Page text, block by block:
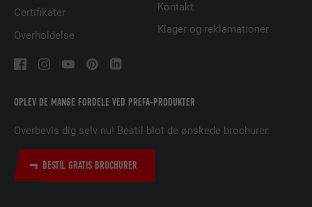
OPLEV DE MANGE FORDELE VED PREFA-PRODUKTER
Overbevis dig selv nu! Bestil blot de ønskede brochurer.
BESTIL GRATIS BROCHURER
Certifikater
Overholdelse
Kontakt
Klager og reklamationer
NAVN
UDBYDER LinkedIn
FORLØB 1 dag
FORMÅL
Bruges af den sociale netværkstjeneste
LinkedIn til at spore brugen af indlejrede
tjenester.